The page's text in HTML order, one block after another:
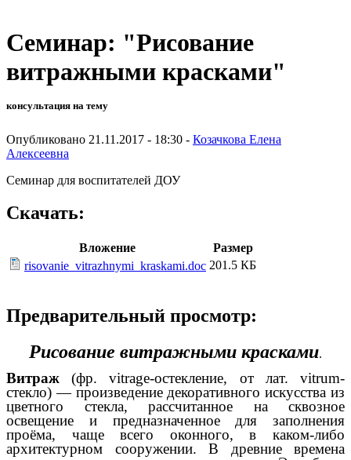
Семинар: "Рисование
витражными красками"
консультация на тему
Опубликовано 21.11.2017 - 18:30 - Козачкова Елена
Алексеевна
Семинар для воспитателей ДОУ
Скачать:
Вложение
Размер
risovanie_vitrazhnymi_kraskami.doc 201.5 КБ
Предварительный просмотр:
Рисование витражными красками.
Витраж (фр. vitrage-остекление, от лат. vitrum-
стекло) — произведение декоративного искусства из
цветного стекла, рассчитанное на сквозное
освещение и предназначенное для заполнения
проёма, чаще всего оконного, в каком-либо
архитектурном сооружении. В древние времена